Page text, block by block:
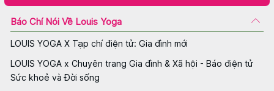
Báo Chí Nói Về Louis Yoga
LOUIS YOGA X Tạp chí điện tử: Gia đình mới
LOUIS YOGA x Chuyên trang Gia đình & Xã hội - Báo điện tử
Sức khoẻ và Đời sống